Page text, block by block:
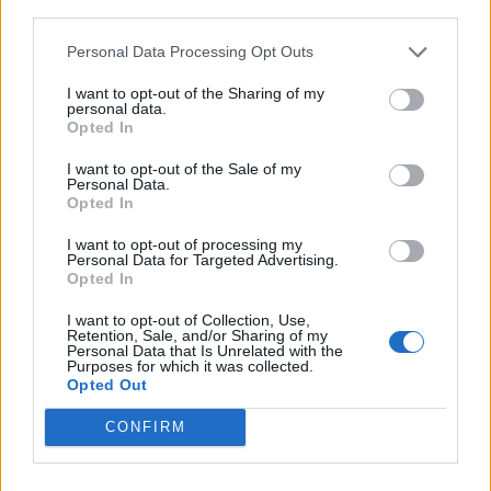
Personal Data Processing Opt Outs
I want to opt-out of the Sharing of my
personal data.
Opted In
I want to opt-out of the Sale of my
Personal Data.
Opted In
I want to opt-out of processing my
Personal Data for Targeted Advertising.
Opted In
I want to opt-out of Collection, Use,
Retention, Sale, and/or Sharing of my
Personal Data that Is Unrelated with the
Purposes for which it was collected.
Opted Out
CONFIRM
www.larouteducodingclub.com
AFFICHER LA CARTE
Mots-clés : castelnau le lez,Hérault
montpellier,Atelier Montpellier,french tech